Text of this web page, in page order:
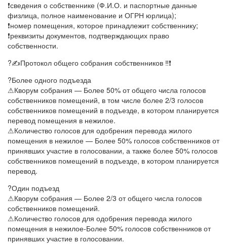
❗сведения о собственнике (Ф.И.О. и паспортные данные
физлица, полное наименование и ОГРН юрлица);
❗номер помещения, которое принадлежит собственнику;
❗реквизиты документов, подтверждающих право
собственности.
?✍Протокол общего собрания собственников ‼❗
?Более одного подъезда
⚠Кворум собрания — Более 50% от общего числа голосов
собственников помещений, в том числе более 2/3 голосов
собственников помещений в подъезде, в котором планируется
перевод помещения в нежилое.
⚠Количество голосов для одобрения перевода жилого
помещения в нежилое — Более 50% голосов собственников от
принявших участие в голосовании, а также более 50% голосов
собственников помещений в подъезде, в котором планируется
перевод.
?Один подъезд
⚠Кворум собрания — Более 2/3 от общего числа голосов
собственников помещений.
⚠Количество голосов для одобрения перевода жилого
помещения в нежилое-Более 50% голосов собственников от
принявших участие в голосовании.